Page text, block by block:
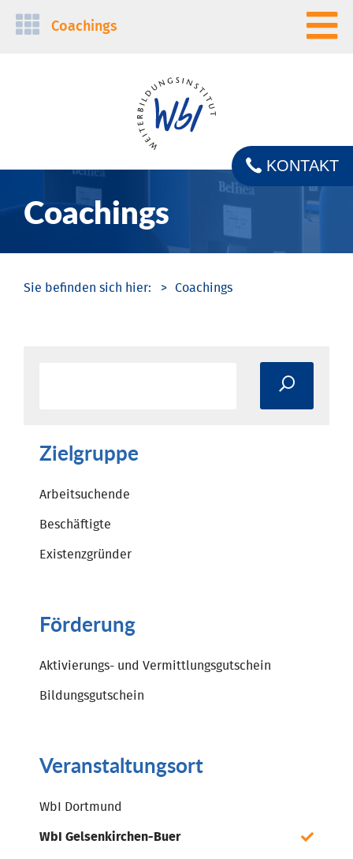
Navigation
Coachings
Coachings
KONTAKT
Coachings
Zielgruppe
Arbeitsuchende
Beschäftigte
Existenzgründer
Förderung
Aktivierungs- und Vermittlungsgutschein
Bildungsgutschein
Veranstaltungsort
WbI Dortmund
WbI Gelsenkirchen-Buer